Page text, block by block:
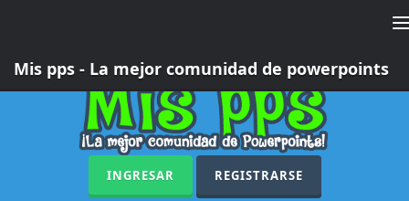
Mis pps - La mejor comunidad de powerpoints
INGRESAR REGISTRARSE